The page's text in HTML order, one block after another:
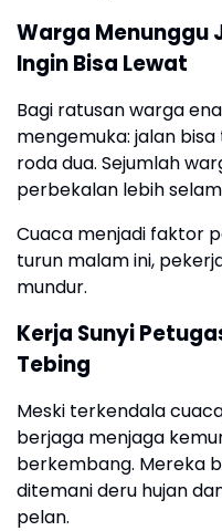
Warga Menunggu
Ingin Bisa Lewat
Bagi ratusan warga
mengemuka: jalan
roda dua. Sejumlah
perbekalan lebih
Cuaca menjadi faktor
turun malam ini,
mundur.
Kerja Sunyi
Tebing
Meski terkendala
berjaga menjaga
berkembang. Mereka
ditemani deru hujan
pelan.